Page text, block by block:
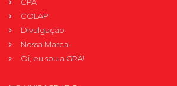
COLAP
Divulgação
Nossa Marca
Oi, eu sou a GRÁ!